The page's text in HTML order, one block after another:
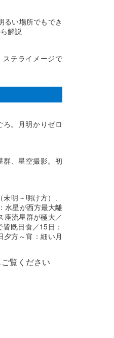
るい場所でもでき
解説
ステライメージで
。月明かりゼロ
群、星空撮影。初
明～明け方）、
水星が西方最大離
座流星群が極大／
既日食／15日：
方～宵：細い月
ご覧ください